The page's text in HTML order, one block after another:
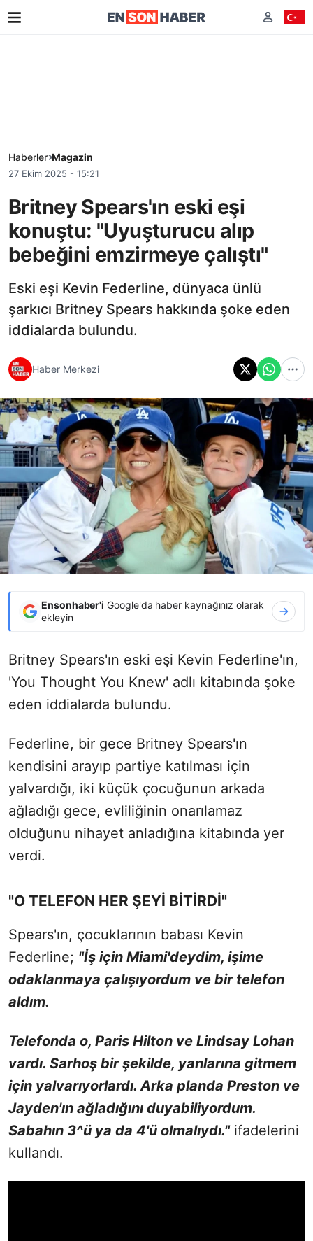
Haberler Magazin
27 Ekim 2025 - 15:21
Britney Spears'ın eski eşi
konuştu: "Uyuşturucu alıp
bebeğini emzirmeye çalıştı"
Eski eşi Kevin Federline, dünyaca ünlü
şarkıcı Britney Spears hakkında şoke eden
iddialarda bulundu.
Haber Merkezi
Ensonhaber'i Google'da haber kaynağınız olarak
ekleyin
Britney Spears'ın eski eşi Kevin Federline'ın,
'You Thought You Knew' adlı kitabında şoke
eden iddialarda bulundu.
Federline, bir gece Britney Spears'ın
kendisini arayıp partiye katılması için
yalvardığı, iki küçük çocuğunun arkada
ağladığı gece, evliliğinin onarılamaz
olduğunu nihayet anladığına kitabında yer
verdi.
"O TELEFON HER ŞEYİ BİTİRDİ"
Spears'ın, çocuklarının babası Kevin
Federline; "İş için Miami'deydim, işime
odaklanmaya çalışıyordum ve bir telefon
aldım.
Telefonda o, Paris Hilton ve Lindsay Lohan
vardı. Sarhoş bir şekilde, yanlarına gitmem
için yalvarıyorlardı. Arka planda Preston ve
Jayden'ın ağladığını duyabiliyordum.
Sabahın 3^ü ya da 4'ü olmalıydı."ifadelerini
kullandı.